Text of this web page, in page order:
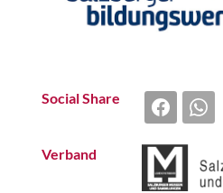
Social Share
Verband